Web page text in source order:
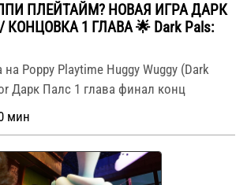
ПЛЕЙТАЙМ? НОВАЯ ИГРА ДАРК
1 ГЛАВА 🌟 Dark Pals:
Poppy Playtime Huggy Wuggy (Dark
Дарк Палс 1 глава финал конц
мин